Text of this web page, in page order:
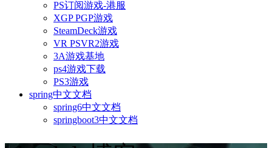
PS订阅游戏-港服
XGP PGP游戏
SteamDeck游戏
VR PSVR2游戏
3A游戏基地
ps4游戏下载
PS3游戏
spring中文文档
spring6中文文档
springboot3中文文档